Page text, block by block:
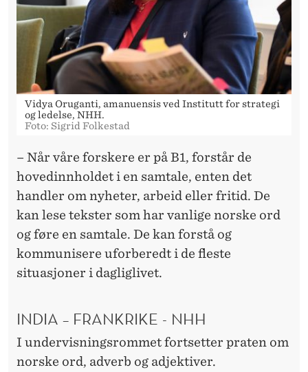
Vidya Oruganti, amanuensis ved Institutt for strategi
og ledelse, NHH.
Foto: Sigrid Folkestad
– Når våre forskere er på B1, forstår de
hovedinnholdet i en samtale, enten det
handler om nyheter, arbeid eller fritid. De
kan lese tekster som har vanlige norske ord
og føre en samtale. De kan forstå og
kommunisere uforberedt i de fleste
situasjoner i dagliglivet.
INDIA – FRANKRIKE - NHH
I undervisningsrommet fortsetter praten om
norske ord, adverb og adjektiver.